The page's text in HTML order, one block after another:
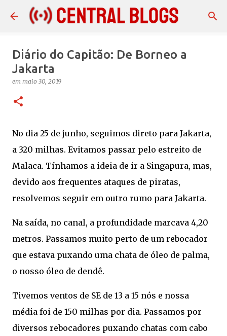
Pular para o conteúdo principal
Diário do Capitão: De Borneo a
Jakarta
em maio 30, 2019
No dia 25 de junho, seguimos direto para Jakarta,
a 320 milhas. Evitamos passar pelo estreito de
Malaca. Tínhamos a ideia de ir a Singapura, mas,
devido aos frequentes ataques de piratas,
resolvemos seguir em outro rumo para Jakarta.
Na saída, no canal, a profundidade marcava 4,20
metros. Passamos muito perto de um rebocador
que estava puxando uma chata de óleo de palma,
o nosso óleo de dendê.
Tivemos ventos de SE de 13 a 15 nós e nossa
média foi de 150 milhas por dia. Passamos por
diversos rebocadores puxando chatas com cabo